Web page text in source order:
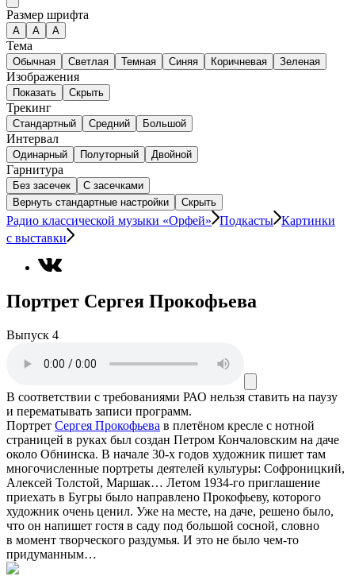
Размер шрифта
А A A
Тема
Обычная Светлая Темная Синяя Коричневая Зеленая
Изображения
Показать Скрыть
Трекинг
Стандартный Средний Большой
Интервал
Одинарный Полуторный Двойной
Гарнитура
Без засечек
С засечками
Вернуть стандартные настройки
Скрыть
Радио классической музыки «Орфей» Подкасты Картинки
с выставки
Портрет Сергея Прокофьева
Выпуск 4
В соответствии с требованиями РАО нельзя ставить на паузу
и перематывать записи программ.
Портрет Сергея Прокофьева в плетёном кресле с нотной
страницей в руках был создан Петром Кончаловским на даче
около Обнинска. В начале 30-х годов художник пишет там
многочисленные портреты деятелей культуры: Софроницкий,
Алексей Толстой, Маршак… Летом 1934-го приглашение
приехать в Бугры было направлено Прокофьеву, которого
художник очень ценил. Уже на месте, на даче, решено было,
что он напишет гостя в саду под большой сосной, словно
в момент творческого раздумья. И это не было чем-то
придуманным…